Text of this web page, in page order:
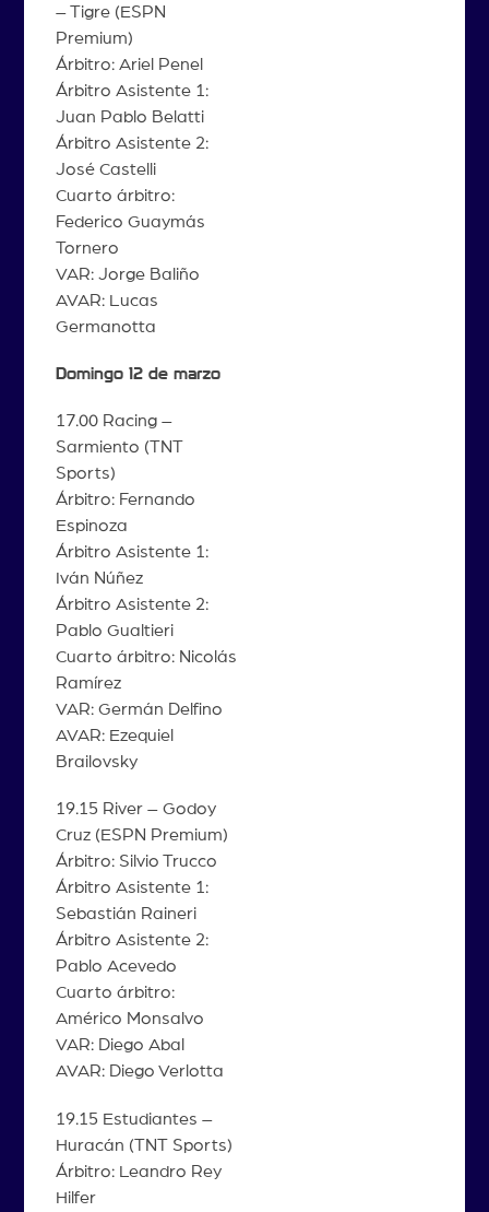
– Tigre (ESPN
Premium)
Árbitro: Ariel Penel
Árbitro Asistente 1:
Juan Pablo Belatti
Árbitro Asistente 2:
José Castelli
Cuarto árbitro:
Federico Guaymás
Tornero
VAR: Jorge Baliño
AVAR: Lucas
Germanotta
Domingo 12 de marzo
17.00 Racing –
Sarmiento (TNT
Sports)
Árbitro: Fernando
Espinoza
Árbitro Asistente 1:
Iván Núñez
Árbitro Asistente 2:
Pablo Gualtieri
Cuarto árbitro: Nicolás
Ramírez
VAR: Germán Delfino
AVAR: Ezequiel
Brailovsky
19.15 River – Godoy
Cruz (ESPN Premium)
Árbitro: Silvio Trucco
Árbitro Asistente 1:
Sebastián Raineri
Árbitro Asistente 2:
Pablo Acevedo
Cuarto árbitro:
Américo Monsalvo
VAR: Diego Abal
AVAR: Diego Verlotta
19.15 Estudiantes –
Huracán (TNT Sports)
Árbitro: Leandro Rey
Hilfer